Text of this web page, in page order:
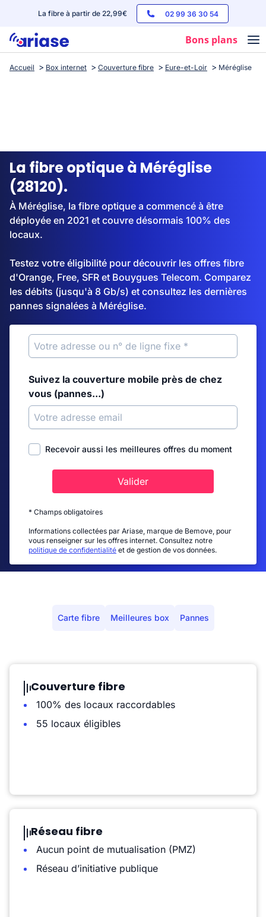
La fibre à partir de 22,99€ 02 99 36 30 54
Bons plans
Box internet
Streaming
Accueil Box internet Couverture fibre Eure-et-Loir Méréglise
La fibre optique à Méréglise
(28120).
À Méréglise, la fibre optique a commencé à être
déployée en 2021 et couvre désormais 100% des
locaux.
Testez votre éligibilité pour découvrir les offres fibre
d'Orange, Free, SFR et Bouygues Telecom. Comparez
les débits (jusqu'à 8 Gb/s) et consultez les dernières
pannes signalées à Méréglise.
Suivez la couverture mobile près de chez
vous (pannes...)
Recevoir aussi les meilleures offres du moment
Valider
* Champs obligatoires
Informations collectées par Ariase, marque de Bemove, pour
vous renseigner sur les offres internet. Consultez notre
politique de confidentialité et de gestion de vos données.
Carte fibre Meilleures box Pannes
Couverture fibre
100% des locaux raccordables
55 locaux éligibles
Réseau fibre
Aucun point de mutualisation (PMZ)
Réseau d’initiative publique